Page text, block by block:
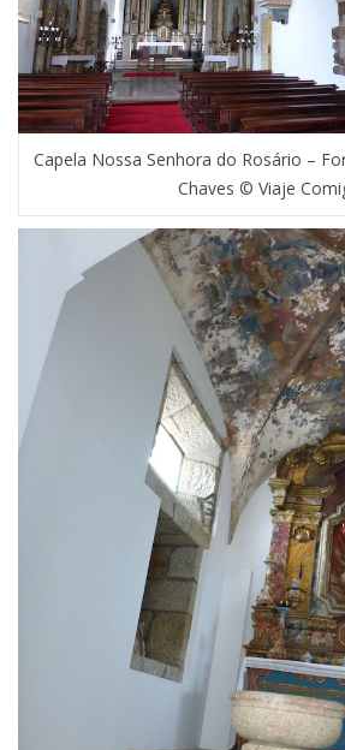
Capela Nossa Senhora do Rosário –
Chaves © Viaje